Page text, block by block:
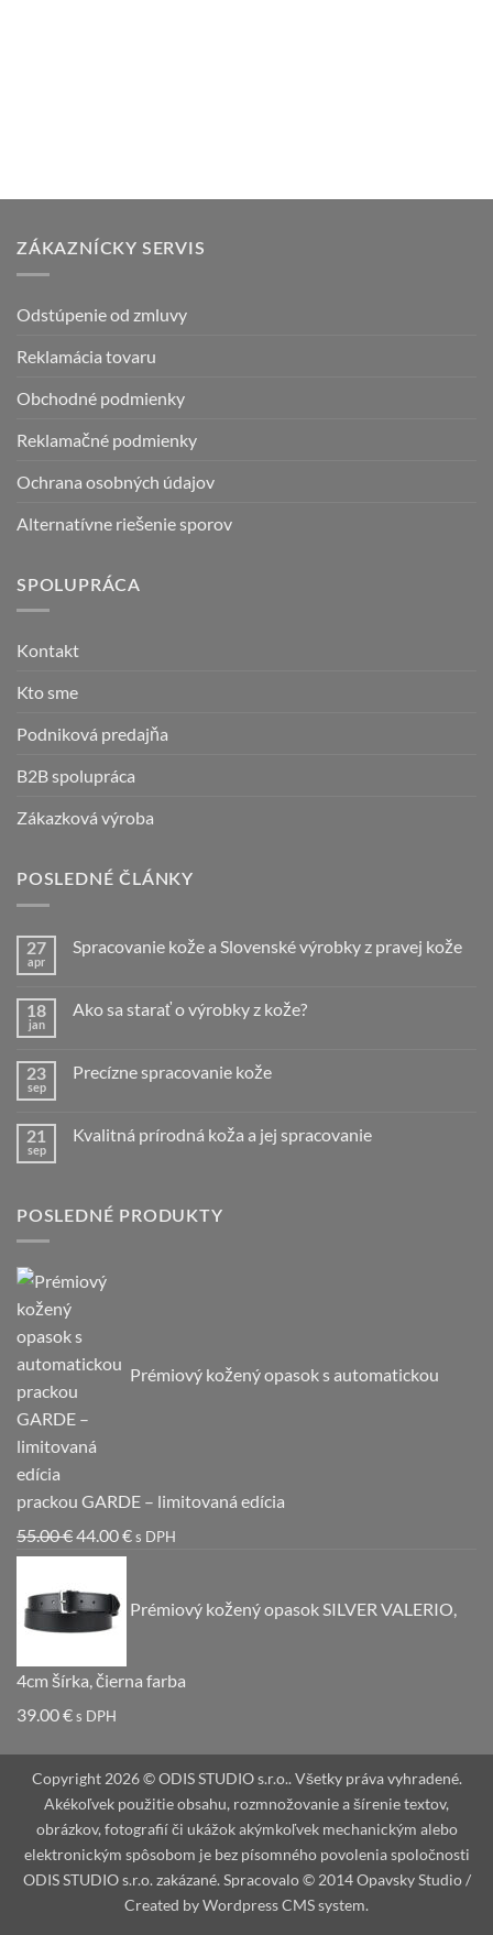
ZÁKAZNÍCKY SERVIS
Odstúpenie od zmluvy
Reklamácia tovaru
Obchodné podmienky
Reklamačné podmienky
Ochrana osobných údajov
Alternatívne riešenie sporov
SPOLUPRÁCA
Kontakt
Kto sme
Podniková predajňa
B2B spolupráca
Zákazková výroba
POSLEDNÉ ČLÁNKY
27
apr
Spracovanie kože a Slovenské výrobky z pravej kože
Spracovanie
výrobky
z
18
jan
Ako sa starať o výrobky z kože?
Ako
výrobky
z
23
sep
Precízne spracovanie kože
Precízne
21
sep
Kvalitná prírodná koža a jej spracovanie
prírodná
POSLEDNÉ PRODUKTY
Prémiový kožený opasok s automatickou
prackou GARDE – limitovaná edícia
55.00€Pôvodná
cena
bola:
55.00 €.
44.00€Aktuálna
44.00 €.
s DPH
Prémiový kožený opasok SILVER VALERIO,
4cm šírka, čierna farba
39.00€s DPH
Copyright 2026 © ODIS STUDIO s.r.o.. Všetky práva vyhradené.
Akékoľvek použitie obsahu, rozmnožovanie a šírenie textov,
obrázkov, fotografií či ukážok akýmkoľvek mechanickým alebo
elektronickým spôsobom je bez písomného povolenia spoločnosti
ODIS STUDIO s.r.o. zakázané. Spracovalo © 2014 Opavsky Studio /
Created by Wordpress CMS system.